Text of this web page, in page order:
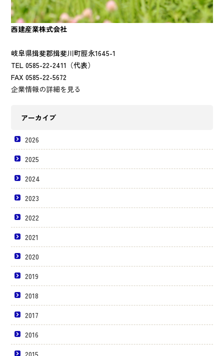
西建産業株式会社
岐阜県揖斐郡揖斐川町脛永1645-1
TEL 0585-22-2411（代表）
FAX 0585-22-5672
企業情報の詳細を見る
アーカイブ
2026
2025
2024
2023
2022
2021
2020
2019
2018
2017
2016
2015